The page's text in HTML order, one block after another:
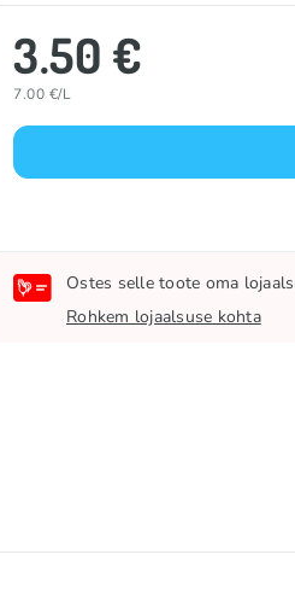
3.50 €
7.00 €/L
Ostes selle toote oma
Rohkem lojaalsuse kohta